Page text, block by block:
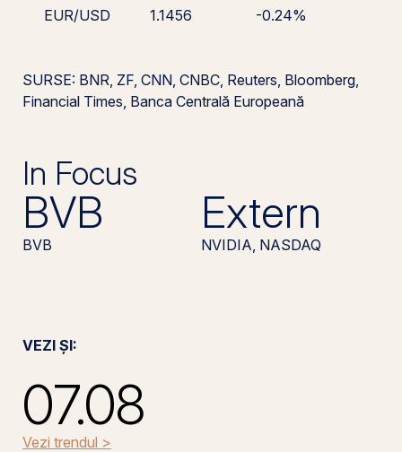
EUR/USD
1.1456 -0.24%
SURSE: BNR, ZF, CNN, CNBC, Reuters, Bloomberg,
Financial Times, Banca Centrală Europeană
In Focus
BVB
BVB
Extern
NVIDIA, NASDAQ
VEZI ȘI:
07.08
Vezi trendul >